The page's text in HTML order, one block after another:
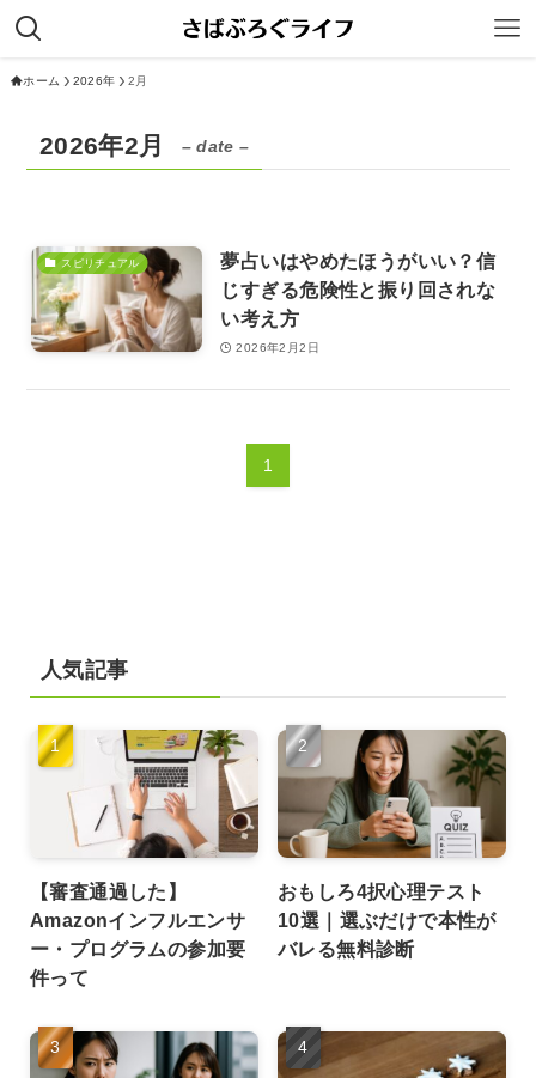
ホーム 2026年 2月
2026年2月 – date –
スピリチュアル
夢占いはやめたほうがいい？信
じすぎる危険性と振り回されな
い考え方
2026年2月2日
1
人気記事
【審査通過した】
Amazonインフルエンサ
ー・プログラムの参加要
件って
おもしろ4択心理テスト
10選｜選ぶだけで本性が
バレる無料診断